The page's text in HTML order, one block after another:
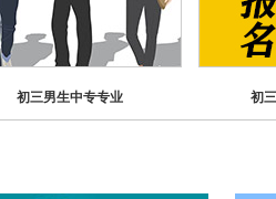
初三男生中专专业 初